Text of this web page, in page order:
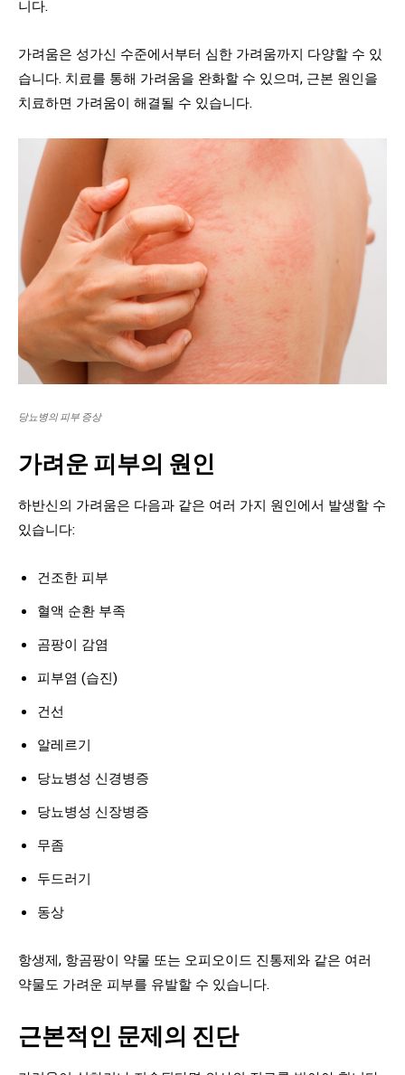
니다.
가려움은 성가신 수준에서부터 심한 가려움까지 다양할 수 있
습니다. 치료를 통해 가려움을 완화할 수 있으며, 근본 원인을
치료하면 가려움이 해결될 수 있습니다.
당뇨병의 피부 증상
가려운 피부의 원인
하반신의 가려움은 다음과 같은 여러 가지 원인에서 발생할 수
있습니다:
건조한 피부
혈액 순환 부족
곰팡이 감염
피부염 (습진)
건선
알레르기
당뇨병성 신경병증
당뇨병성 신장병증
무좀
두드러기
동상
항생제, 항곰팡이 약물 또는 오피오이드 진통제와 같은 여러
약물도 가려운 피부를 유발할 수 있습니다.
근본적인 문제의 진단